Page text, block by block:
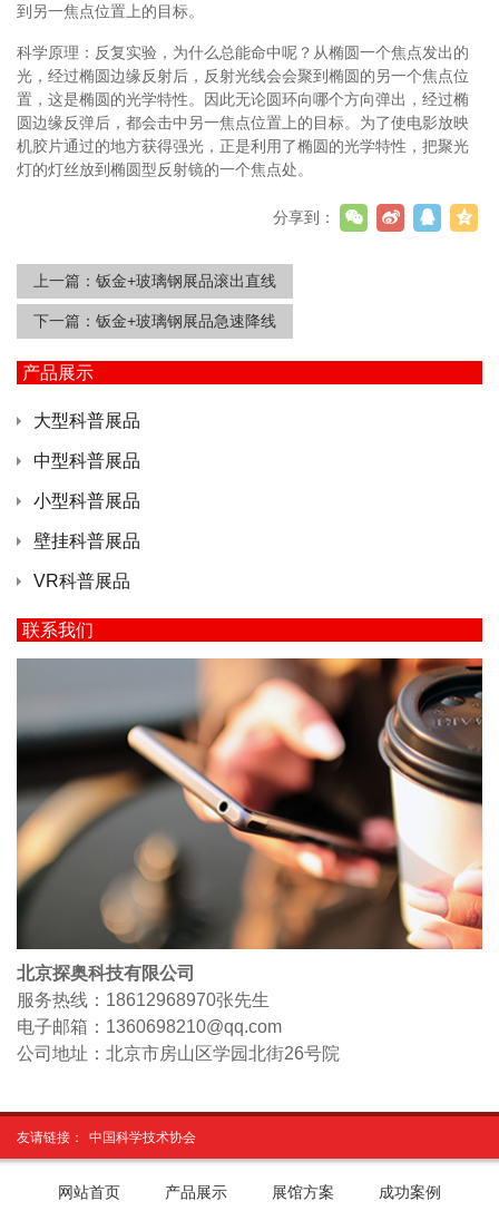
产品展示
大型科普展品
中型科普展品
小型科普展品
壁挂科普展品
VR科普展品
联系我们
北京探奥科技有限公司
服务热线：18612968970张先生
电子邮箱：1360698210@qq.com
公司地址：北京市房山区学园北街26号院
到另一焦点位置上的目标。
科学原理：反复实验，为什么总能命中呢？从椭圆一个焦点发出的
光，经过椭圆边缘反射后，反射光线会会聚到椭圆的另一个焦点位
置，这是椭圆的光学特性。因此无论圆环向哪个方向弹出，经过椭
圆边缘反弹后，都会击中另一焦点位置上的目标。为了使电影放映
机胶片通过的地方获得强光，正是利用了椭圆的光学特性，把聚光
灯的灯丝放到椭圆型反射镜的一个焦点处。
分享到：
上一篇： 钣金+玻璃钢展品滚出直线
下一篇： 钣金+玻璃钢展品急速降线
友请链接： 中国科学技术协会
网站首页 产品展示 展馆方案 成功案例